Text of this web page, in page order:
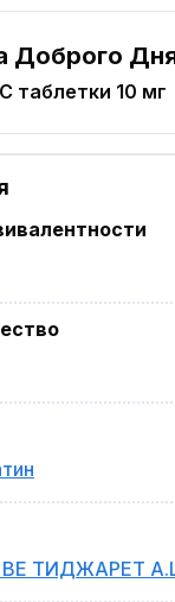
Доброго
таблетки 10 мг
ВЕ ТИДЖАРЕТ